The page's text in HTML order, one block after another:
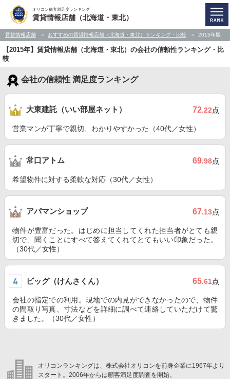
オリコン顧客満足度ランキング
賃貸情報店舗（北海道・東北）
賃貸情報店舗 おすすめの賃貸情報店舗（北海道・東北）ランキング・比較 2015年版
【2015年】賃貸情報店舗（北海道・東北）の会社の信頼性ランキング・比
較
会社の信頼性 満足度ランキング
大東建託（いい部屋ネット） 72.22点
営業マンが丁寧で親切、わかりやすかった（40代／女性）
常口アトム 69.98点
希望物件に対する柔軟な対応（30代／女性）
アパマンショップ 67.13点
物件が豊富だった。はじめに担当してくれた担当者がとても親
切で、聞くことにすべて答えてくれてとてもいい印象だった。
（30代／女性）
ビッグ（けんさくん） 65.61点
会社の指定での利用。現地での内見ができなかったので、物件
の間取り写真、寸法などを詳細に調べて連絡していただけて驚
きました。（30代／女性）
オリコンランキングは、株式会社オリコンを前身企業に1967年より
スタート。2006年からは顧客満足度調査を開始。